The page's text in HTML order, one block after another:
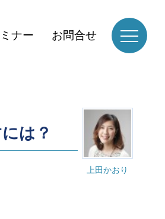
ナー お問合せ
上田かおり
は？